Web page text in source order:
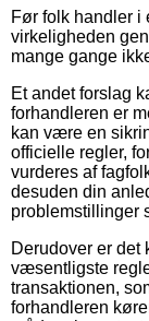
Før folk handler i
virkeligheden
mange gange
Et andet forslag
forhandleren er
kan være en
officielle regler,
vurderes af
desuden din
problemstillinger
Derudover er det
væsentligste
transaktionen,
forhandleren